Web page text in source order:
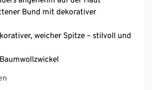
Bund mit dekorativer
weicher Spitze – stilvoll und
perfekter Sitz, hoher